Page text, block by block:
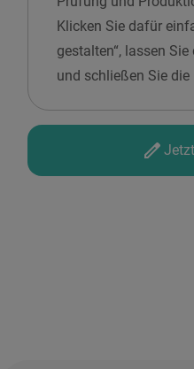
Klicken Sie dafür
gestalten“, lassen
und schließen Sie die